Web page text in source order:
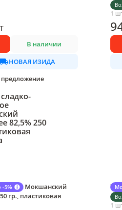
В наличии
НОВАЯ ИЗИДА
предложение
1
5%
Мокшанский
гр., пластиковая
1